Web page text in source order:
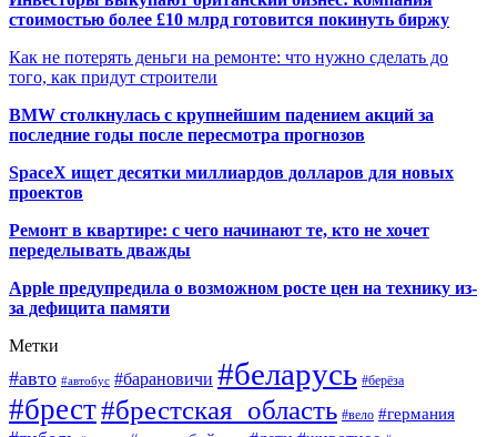
стоимостью более £10 млрд готовится покинуть биржу
Как не потерять деньги на ремонте: что нужно сделать до
того, как придут строители
BMW столкнулась с крупнейшим падением акций за
последние годы после пересмотра прогнозов
SpaceX ищет десятки миллиардов долларов для новых
проектов
Ремонт в квартире: с чего начинают те, кто не хочет
переделывать дважды
Apple предупредила о возможном росте цен на технику из-
за дефицита памяти
Метки
#авто #автобус #барановичи #беларусь #берёза
#брест#брестская_область #вело #германия